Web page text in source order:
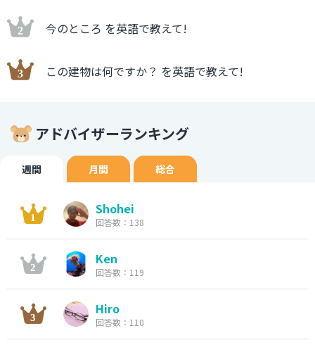
今のところ を英語で教えて!
この建物は何ですか？ を英語で教えて!
アドバイザーランキング
週間 月間 総合
Shohei
回答数：138
Ken
回答数：119
Hiro
回答数：110